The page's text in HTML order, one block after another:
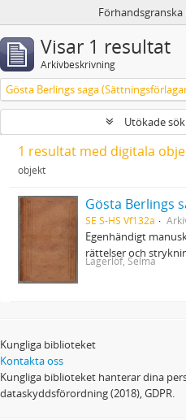
Visar 1 resultat
Arkivbeskrivning
Gösta Berlings saga
Utökade
1 resultat med digitala
objekt
Gösta Berlings
SE S-HS Vf132a
Egenhändigt
rättelser och
Lagerlöf, Selma
Kungliga biblioteket
Kontakta oss
Kungliga biblioteket hanterar dina
dataskyddsförordning (2018), GDPR.